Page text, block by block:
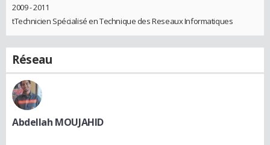
2009 - 2011
tTechnicien Spécialisé en Technique des Reseaux Informatiques
Réseau
Abdellah MOUJAHID